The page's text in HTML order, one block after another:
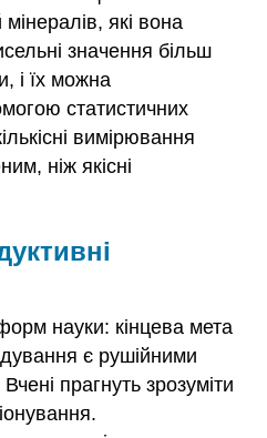
які вона
значення більш
і їх можна
статистичних
вимірювання
ніж якісні
науки: кінцева мета
є рушійними
прагнуть зрозуміти